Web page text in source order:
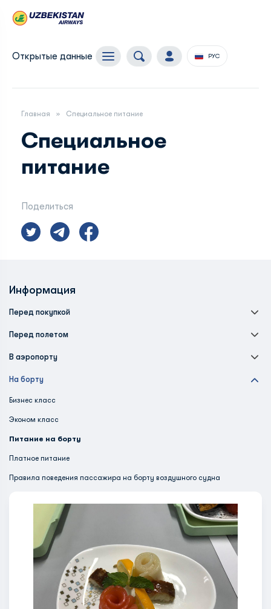
Открытые данные РУС
Главная Специальное питание
Специальное
питание
Поделиться
Информация
Перед покупкой
Перед полетом
В аэропорту
На борту
Бизнес класс
Эконом класс
Питание на борту
Платное питание
Правила поведения пассажира на борту воздушного судна